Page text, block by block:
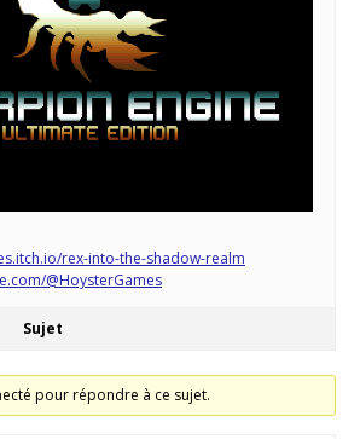
rex-into-the-shadow-realm
@HoysterGames
Sujet
pour répondre à ce sujet.